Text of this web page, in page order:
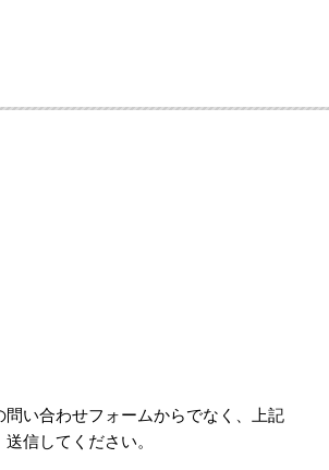
い合わせフォームからでなく、上記
信してください。